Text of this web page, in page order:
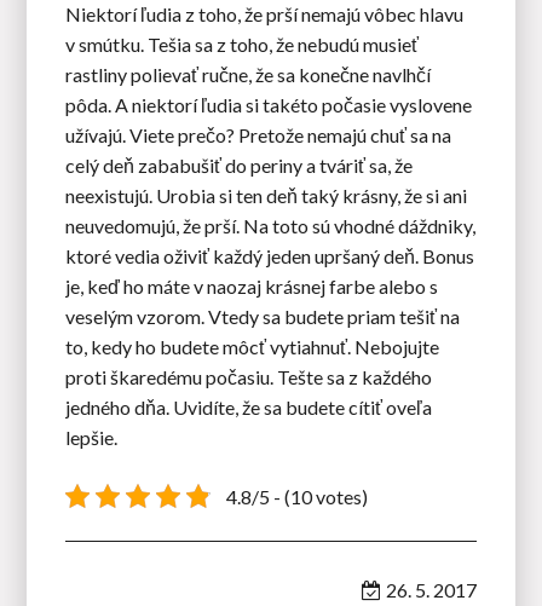
Niektorí ľudia z toho, že prší nemajú vôbec hlavu
v smútku. Tešia sa z toho, že nebudú musieť
rastliny polievať ručne, že sa konečne navlhčí
pôda. A niektorí ľudia si takéto počasie vyslovene
užívajú. Viete prečo? Pretože nemajú chuť sa na
celý deň zababušiť do periny a tváriť sa, že
neexistujú. Urobia si ten deň taký krásny, že si ani
neuvedomujú, že prší. Na toto sú vhodnédáždniky,
ktoré vedia oživiť každý jeden upršaný deň. Bonus
je, keď ho máte v naozaj krásnej farbe alebo s
veselým vzorom. Vtedy sa budete priam tešiť na
to, kedy ho budete môcť vytiahnuť. Nebojujte
proti škaredému počasiu. Tešte sa z každého
jedného dňa. Uvidíte, že sa budete cítiť oveľa
lepšie.
4.8/5 - (10 votes)
26. 5. 2017